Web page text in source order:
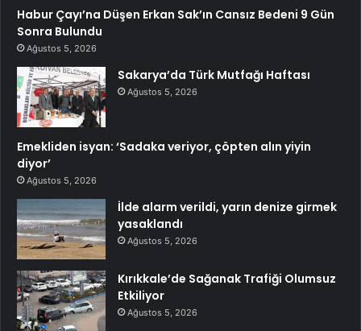
Habur Çayı’na Düşen Erkan Sak’ın Cansız Bedeni 9 Gün
Sonra Bulundu
Ağustos 5, 2026
Sakarya’da Türk Mutfağı Haftası
Ağustos 5, 2026
Emekliden isyan: ‘Sadaka veriyor, çöpten alın yiyin
diyor’
Ağustos 5, 2026
İlde alarm verildi, yarın denize girmek
yasaklandı
Ağustos 5, 2026
Kırıkkale’de Sağanak Trafiği Olumsuz
Etkiliyor
Ağustos 5, 2026